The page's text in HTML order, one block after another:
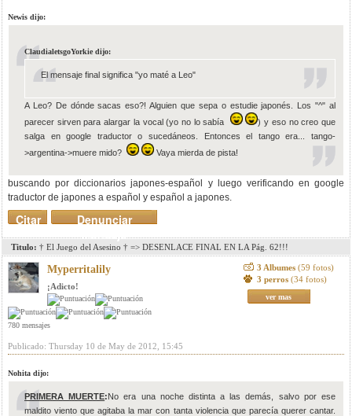
Newis dijo:
ClaudialetsgoYorkie dijo:
El mensaje final significa "yo maté a Leo"
A Leo? De dónde sacas eso?! Alguien que sepa o estudie japonés. Los "^" al
parecer sirven para alargar la vocal (yo no lo sabía
) y eso no creo que
salga en google traductor o sucedáneos. Entonces el tango era... tango-
>argentina->muere mido?
Vaya mierda de pista!
buscando por diccionarios japones-español y luego verificando en google
traductor de japones a español y español a japones.
Denunciar
mensaje
Citar
Titulo: † El Juego del Asesino † => DESENLACE FINAL EN LA Pág. 62!!!
Myperritalily
¡Adicto!
780 mensajes
3 Albumes (59 fotos)
3 perros (34 fotos)
ver mas
Publicado: Thursday 10 de May de 2012, 15:45
Nohita dijo:
PRIMERA MUERTE:No era una noche distinta a las demás, salvo por ese
maldito viento que agitaba la mar con tanta violencia que parecía querer cantar.